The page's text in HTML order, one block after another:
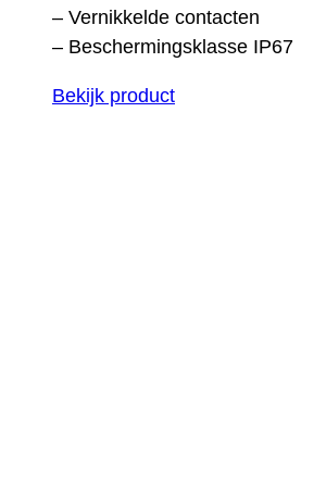
– Vernikkelde contacten
– Beschermingsklasse IP67
Bekijk product